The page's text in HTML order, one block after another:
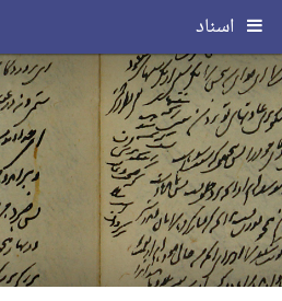
اسناد